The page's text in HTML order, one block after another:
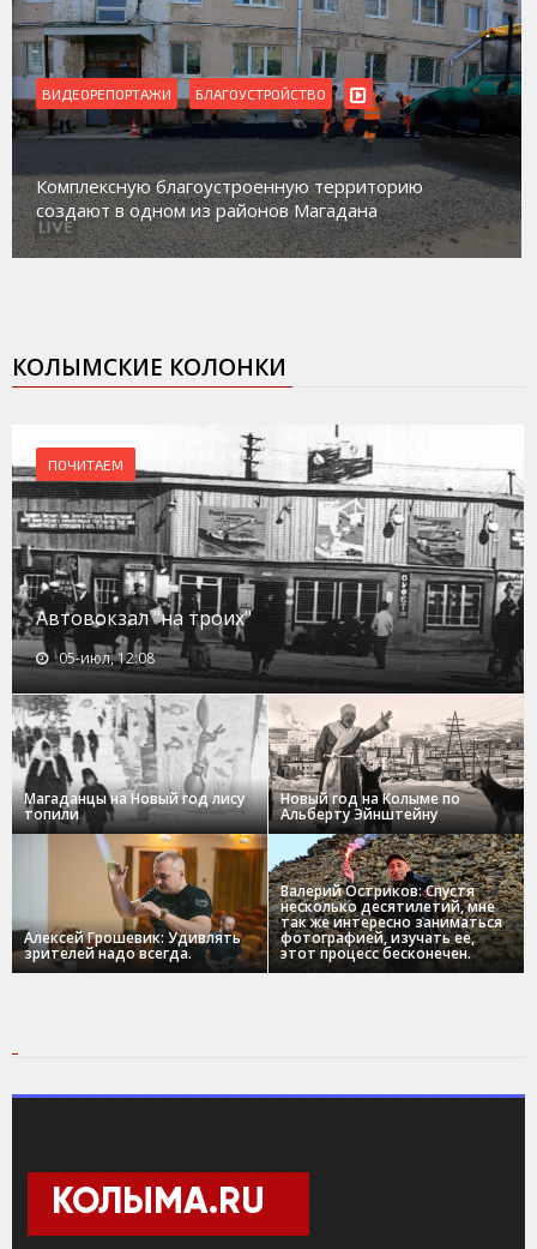
ВИДЕОРЕПОРТАЖИ БЛАГОУСТРОЙСТВО
Комплексную благоустроенную территорию
создают в одном из районов Магадана
КОЛЫМСКИЕ КОЛОНКИ
ПОЧИТАЕМ
Автовокзал "на троих"
05-июл, 12:08
Магаданцы на Новый год лису
топили
Новый год на Колыме по
Альберту Эйнштейну
Алексей Грошевик: Удивлять
зрителей надо всегда.
Валерий Остриков: Спустя
несколько десятилетий, мне
так же интересно заниматься
фотографией, изучать ее,
этот процесс бесконечен.
КОЛЫМА.RU